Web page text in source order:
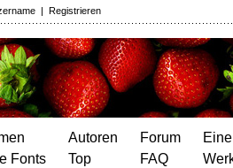
| Registrieren
Fonts
Autoren
Top
Forum
FAQ